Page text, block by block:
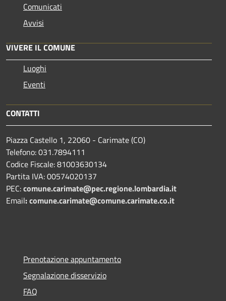
Comunicati
Avvisi
VIVERE IL COMUNE
Luoghi
Eventi
CONTATTI
Piazza Castello 1, 22060 - Carimate (CO)
Telefono: 031.7894111
Codice Fiscale: 81003630134
Partita IVA: 00574020137
PEC:comune.carimate@pec.regione.lombardia.it
Email:comune.carimate@comune.carimate.co.it
Prenotazione appuntamento
Segnalazione disservizio
FAQ